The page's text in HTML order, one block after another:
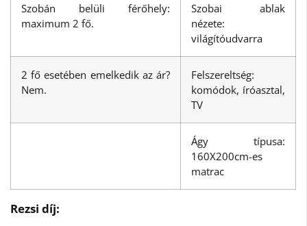
Szobán belüli férőhely:
maximum 2 fő.
Szobai ablak
nézete:
világítóudvarra
2 fő esetében emelkedik az ár?
Nem.
Felszereltség:
komódok, íróasztal,
TV
Ágy típusa:
160X200cm-es
matrac
Rezsi díj: